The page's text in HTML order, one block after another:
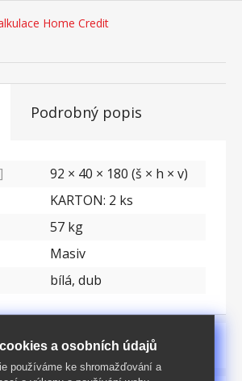
Home Credit
Podrobný popis
92 × 40 × 180 (š × h × v)
KARTON: 2 ks
57 kg
Masiv
bílá, dub
ke stažení zde
a osobních údajů
používáme ke shromažďování a